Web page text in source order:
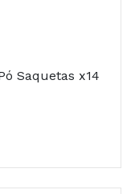
Saquetas x14